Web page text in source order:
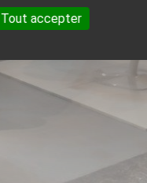
Tout accepter